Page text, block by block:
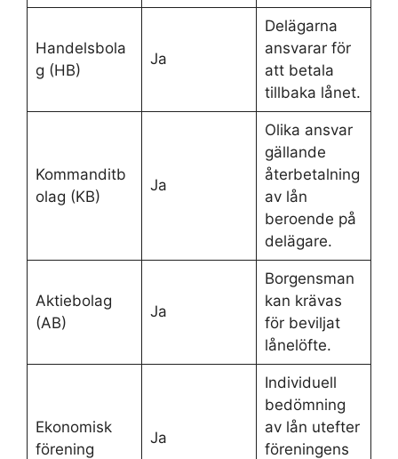
Handelsbola
g (HB)
Ja
Delägarna
ansvarar för
att betala
tillbaka lånet.
Kommanditb
olag (KB)
Ja
Olika ansvar
gällande
återbetalning
av lån
beroende på
delägare.
Aktiebolag
(AB)
Ja
Borgensman
kan krävas
för beviljat
lånelöfte.
Ekonomisk
förening
Ja
Individuell
bedömning
av lån utefter
föreningens